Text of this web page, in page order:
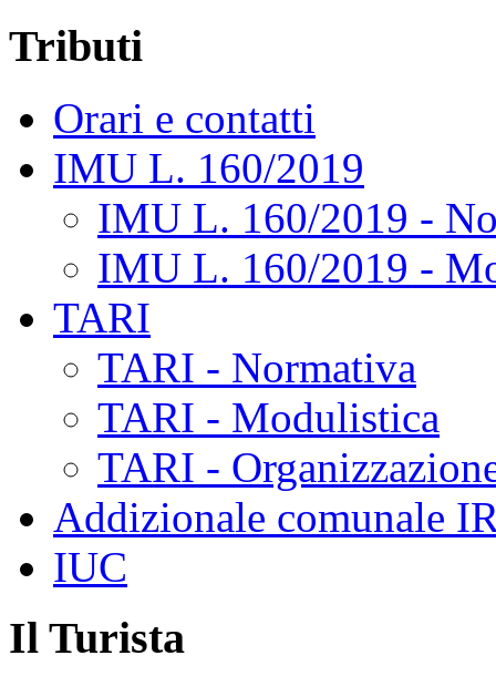
Tributi
Orari e contatti
IMU L. 160/2019
IMU L. 160/2019 -
IMU L. 160/2019 -
TARI
TARI - Normativa
TARI - Modulistica
TARI -
Addizionale comunale
IUC
Il Turista